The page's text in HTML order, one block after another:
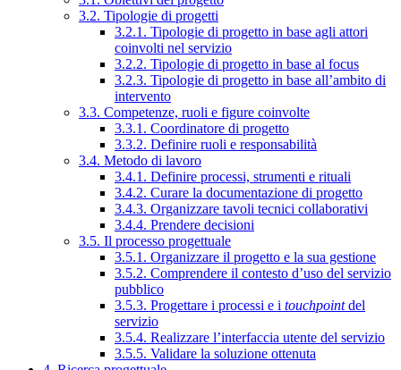
3.2. Tipologie di progetti
3.2.1. Tipologie di progetto in base agli attori
coinvolti nel servizio
3.2.2. Tipologie di progetto in base al focus
3.2.3. Tipologie di progetto in base all’ambito di
intervento
3.3. Competenze, ruoli e figure coinvolte
3.3.1. Coordinatore di progetto
3.3.2. Definire ruoli e responsabilità
3.4. Metodo di lavoro
3.4.1. Definire processi, strumenti e rituali
3.4.2. Curare la documentazione di progetto
3.4.3. Organizzare tavoli tecnici collaborativi
3.4.4. Prendere decisioni
3.5. Il processo progettuale
3.5.1. Organizzare il progetto e la sua gestione
3.5.2. Comprendere il contesto d’uso del servizio
pubblico
3.5.3. Progettare i processi e i touchpointdel
servizio
3.5.4. Realizzare l’interfaccia utente del servizio
3.5.5. Validare la soluzione ottenuta